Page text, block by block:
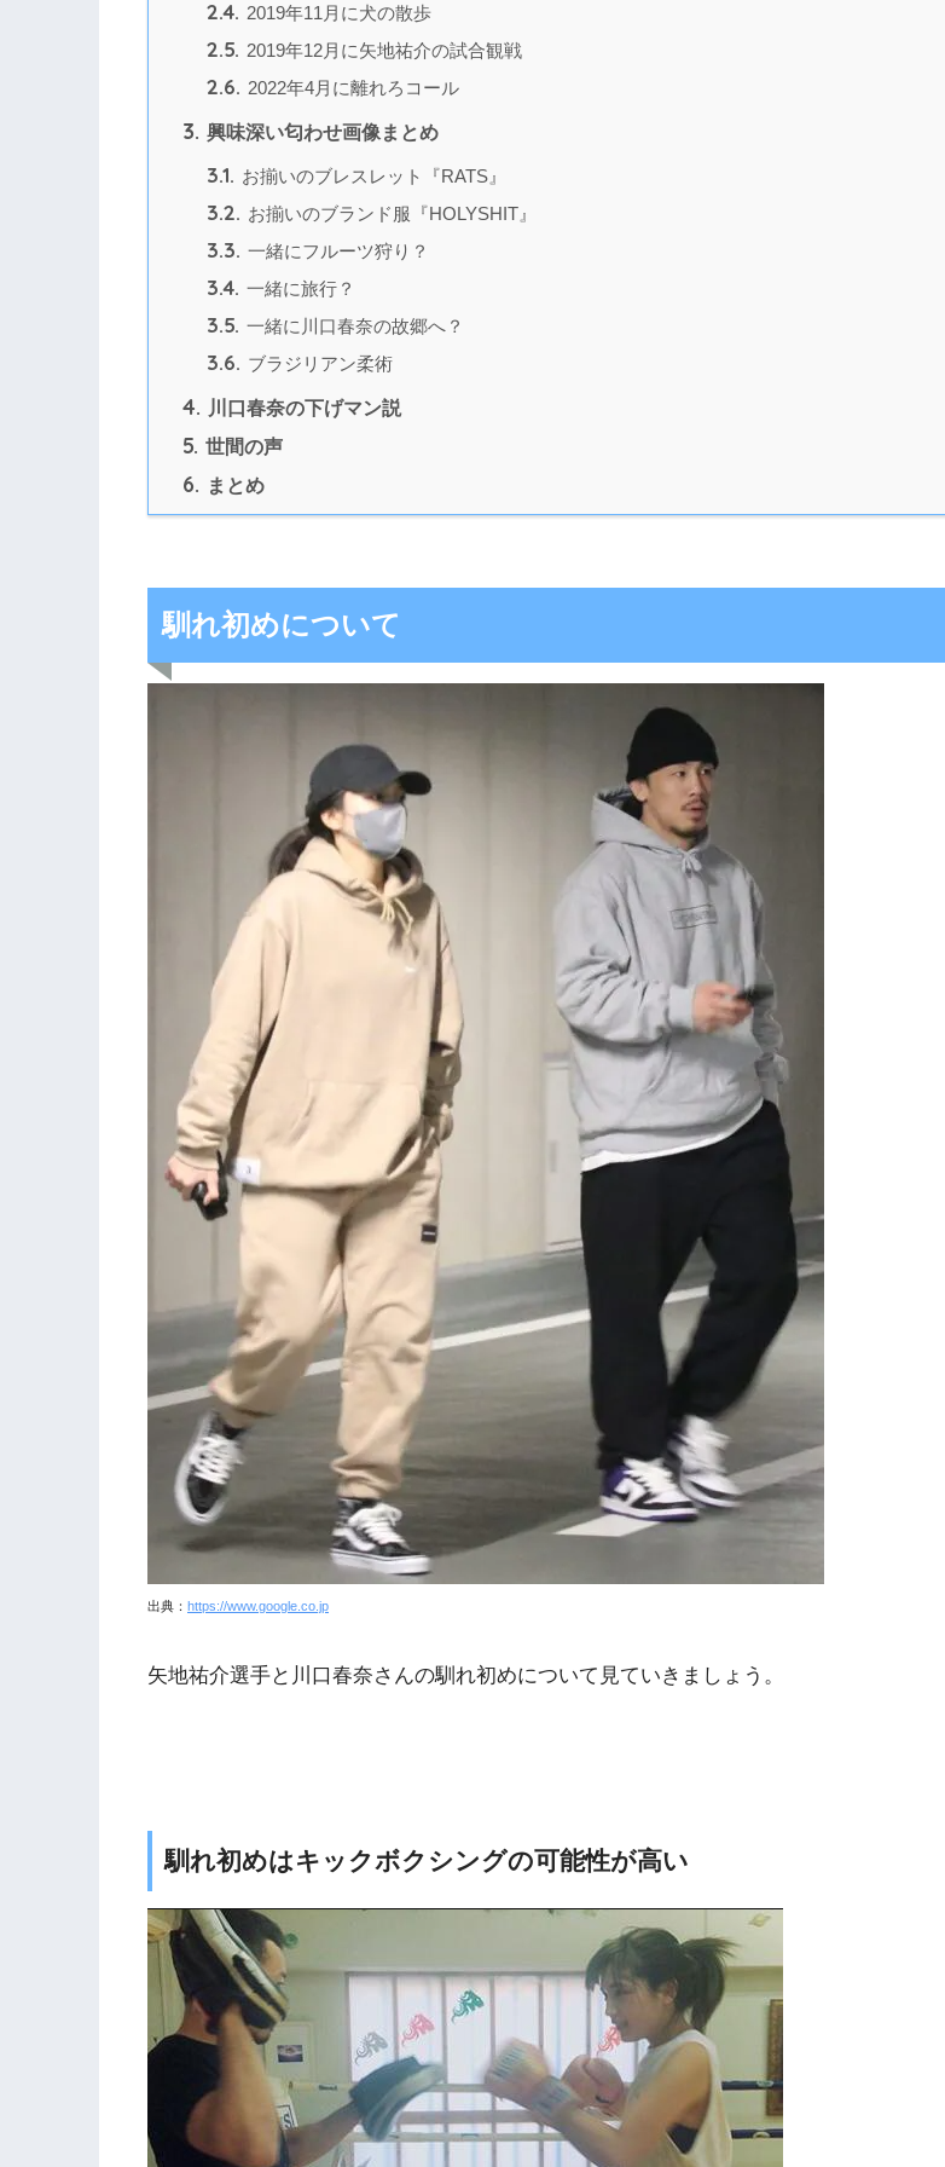
2.4. 2019年11月に犬の散歩
2.5. 2019年12月に矢地祐介の試合観戦
2.6. 2022年4月に離れろコール
3. 興味深い匂わせ画像まとめ
3.1. お揃いのブレスレット『RATS』
3.2. お揃いのブランド服『HOLYSHIT』
3.3. 一緒にフルーツ狩り？
3.4. 一緒に旅行？
3.5. 一緒に川口春奈の故郷へ？
3.6. ブラジリアン柔術
4. 川口春奈の下げマン説
5. 世間の声
6. まとめ
馴れ初めについて
出典： https://www.google.co.jp
矢地祐介選手と川口春奈さんの馴れ初めについて見ていきましょう。
馴れ初めはキックボクシングの可能性が高い